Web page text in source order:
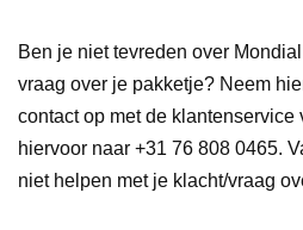
Ben je niet tevreden over
vraag over je pakketje? Neem
contact op met de klantenservice
hiervoor naar +31 76 808 0465.
niet helpen met je klacht/vraag